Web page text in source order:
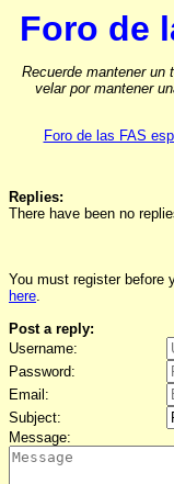
Foro de
Recuerde mantener un
velar por mantener
Foro de las FAS
Replies:
There have been no
You must register before
here.
Post a reply:
Username:
Password:
Email:
Subject:
Message: